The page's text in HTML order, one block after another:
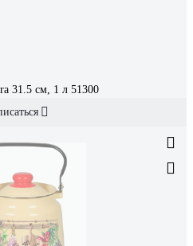
31.5 см, 1 л 51300